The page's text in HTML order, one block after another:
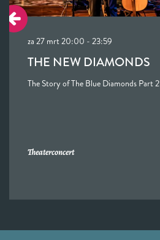
THE NEW DIAMONDS
The Story of The Blue Diamonds Part 2
za 27 mrt20:00 - 23:59
Theaterconcert